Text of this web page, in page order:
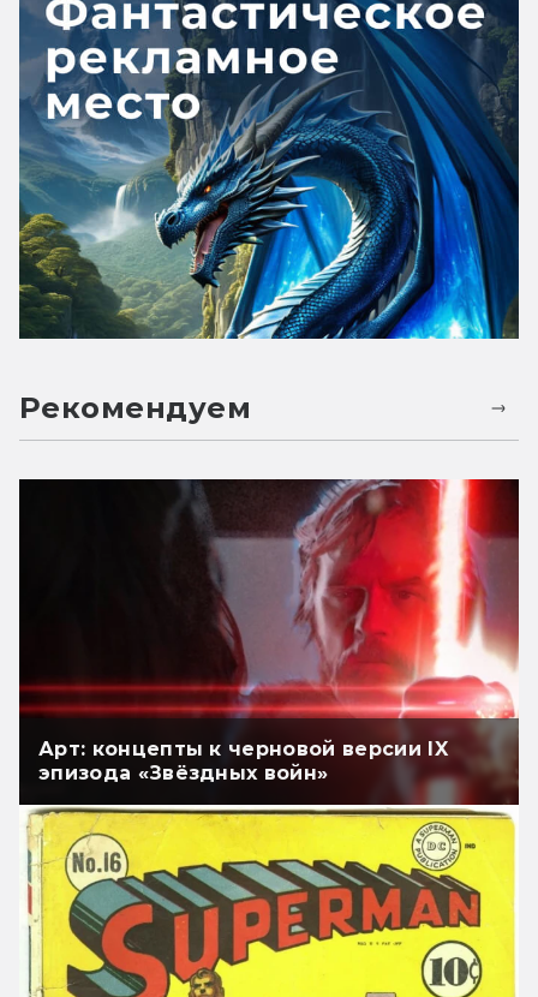
Рекомендуем
Арт: концепты к черновой версии IX
эпизода «Звёздных войн»